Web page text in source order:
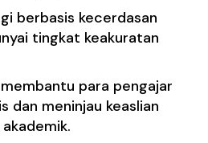
berbasis kecerdasan
tingkat keakuratan
para pengajar
dan meninjau keaslian